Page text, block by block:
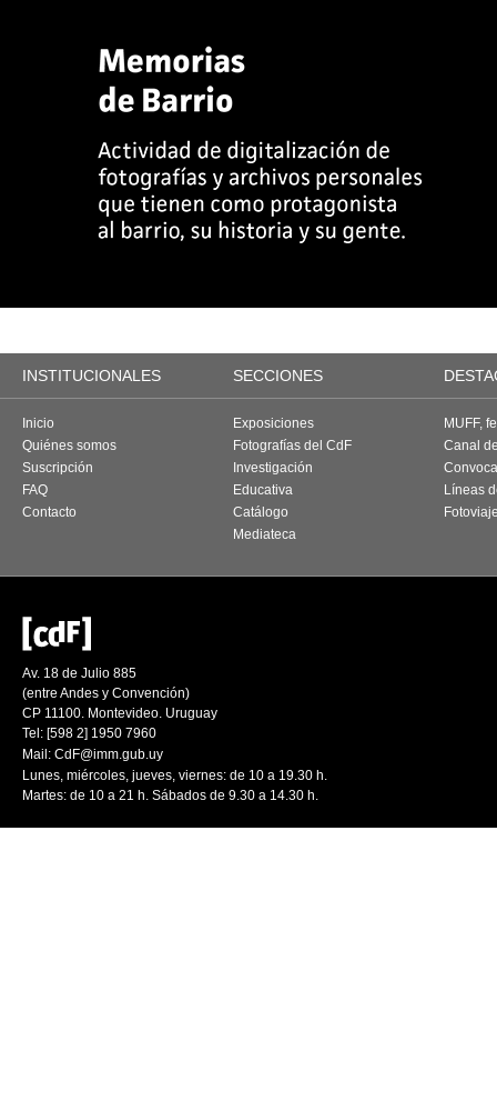
INSTITUCIONALES SECCIONES
Inicio
Quiénes somos
Suscripción
FAQ
Contacto
Exposiciones
Fotografías del CdF
Investigación
Educativa
Catálogo
Mediateca
MUFF,
Canal
Líneas
Av. 18 de Julio 885
(entre Andes y Convención)
CP 11100. Montevideo. Uruguay
Tel: [598 2] 1950 7960
Mail: CdF@imm.gub.uy
Lunes, miércoles, jueves, viernes: de 10 a 19.30 h.
Martes: de 10 a 21 h. Sábados de 9.30 a 14.30 h.